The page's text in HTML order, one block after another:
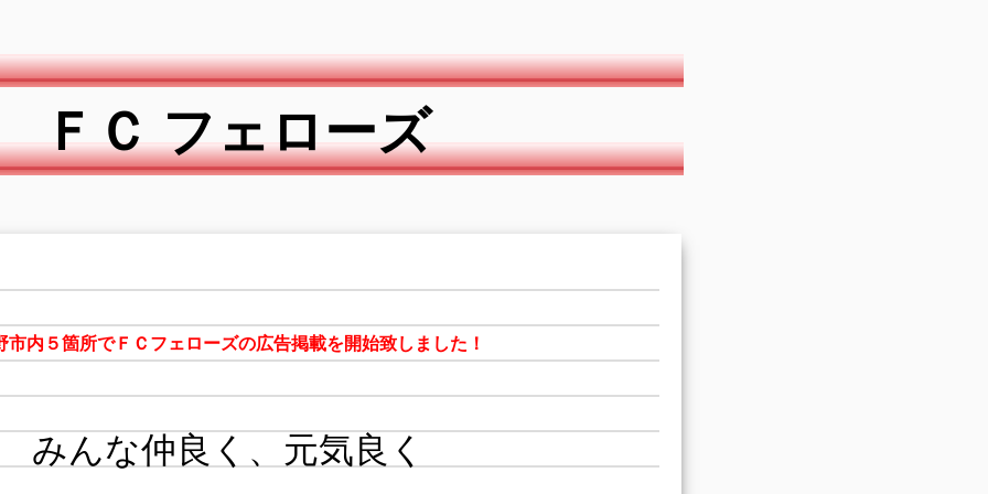
ＦＣ フェローズ
市内５箇所でＦＣフェローズの広告掲載を開始致しました！
みんな仲良く、元気良く